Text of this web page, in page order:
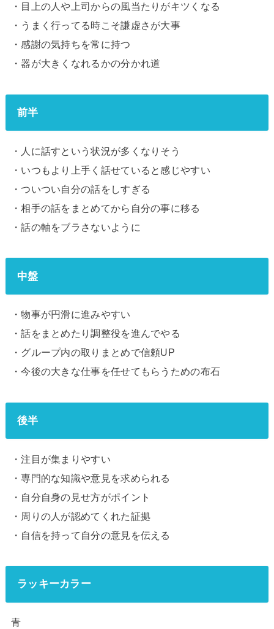
・目上の人や上司からの風当たりがキツくなる
・うまく行ってる時こそ謙虚さが大事
・感謝の気持ちを常に持つ
・器が大きくなれるかの分かれ道
前半
・人に話すという状況が多くなりそう
・いつもより上手く話せていると感じやすい
・ついつい自分の話をしすぎる
・相手の話をまとめてから自分の事に移る
・話の軸をブラさないように
中盤
・物事が円滑に進みやすい
・話をまとめたり調整役を進んでやる
・グループ内の取りまとめで信頼UP
・今後の大きな仕事を任せてもらうための布石
後半
・注目が集まりやすい
・専門的な知識や意見を求められる
・自分自身の見せ方がポイント
・周りの人が認めてくれた証拠
・自信を持って自分の意見を伝える
ラッキーカラー
青